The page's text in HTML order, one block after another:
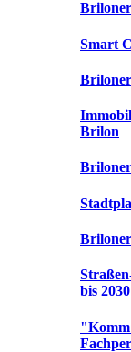
Smart
Brilon
bis 2030